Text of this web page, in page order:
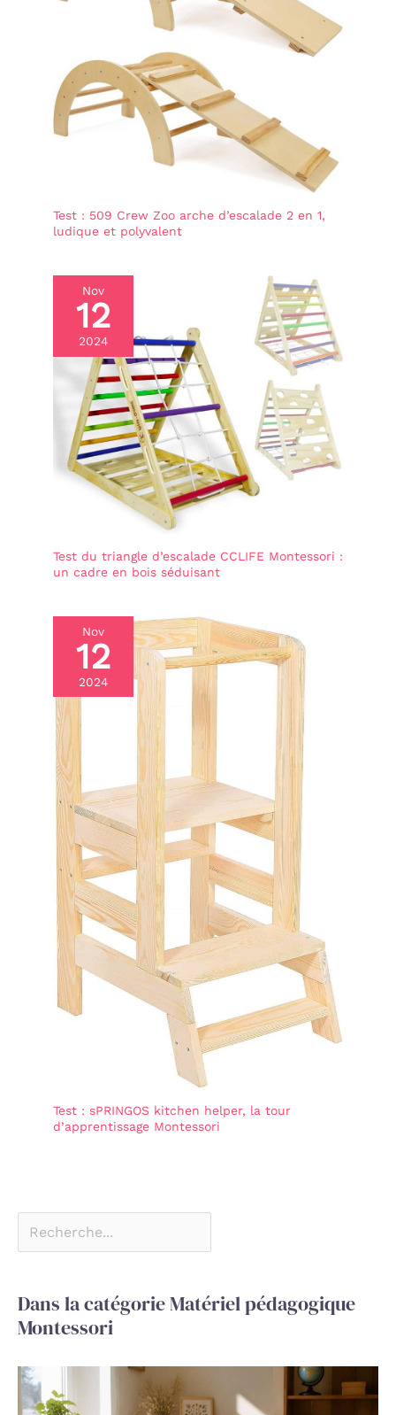
Test : 509 Crew Zoo arche d’escalade 2 en 1,
ludique et polyvalent
Nov
12
2024
Test du triangle d’escalade CCLIFE Montessori :
un cadre en bois séduisant
Nov
12
2024
Test : sPRINGOS kitchen helper, la tour
d’apprentissage Montessori
Dans la catégorie Matériel pédagogique
Montessori